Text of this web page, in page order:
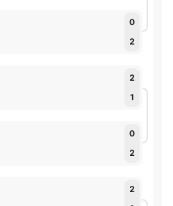
0
2
2
1
0
2
2